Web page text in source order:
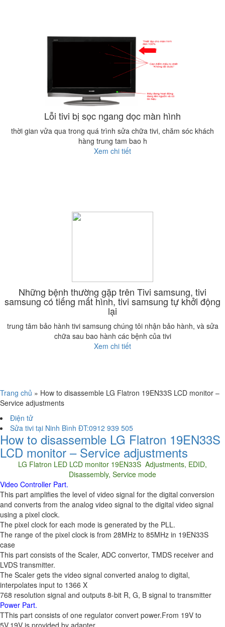
Lỗi tivi bị sọc ngang dọc màn hình
thời gian vửa qua trong quá trình sửa chữa tivi, chăm sóc khách
hàng trung tam bao h
Xem chi tiết
Những bệnh thường gặp trên Tivi samsung, tivi
samsung có tiếng mất hình, tivi samsung tự khởi động
lại
trung tâm bảo hành tivi samsung chúng tôi nhận bảo hành, và sửa
chữa sau bao hành các bệnh của tivi
Xem chi tiết
Trang chủ » How to disassemble LG Flatron 19EN33S LCD monitor –
Service adjustments
Điện tử
Sửa tivi tại Ninh Bình ĐT:0912 939 505
How to disassemble LG Flatron 19EN33S
LCD monitor – Service adjustments
LG Flatron LED LCD monitor 19EN33S Adjustments, EDID,
Disassembly, Service mode
Video Controller Part.
This part amplifies the level of video signal for the digital conversion
and converts from the analog video signal to the digital video signal
using a pixel clock.
The pixel clock for each mode is generated by the PLL.
The range of the pixel clock is from 28MHz to 85MHz in 19EN33S
case
This part consists of the Scaler, ADC convertor, TMDS receiver and
LVDS transmitter.
The Scaler gets the video signal converted analog to digital,
interpolates input to 1366 X
768 resolution signal and outputs 8-bit R, G, B signal to transmitter
Power Part.
TThis part consists of one regulator convert power.From 19V to
5V.19V is provided by adapter.